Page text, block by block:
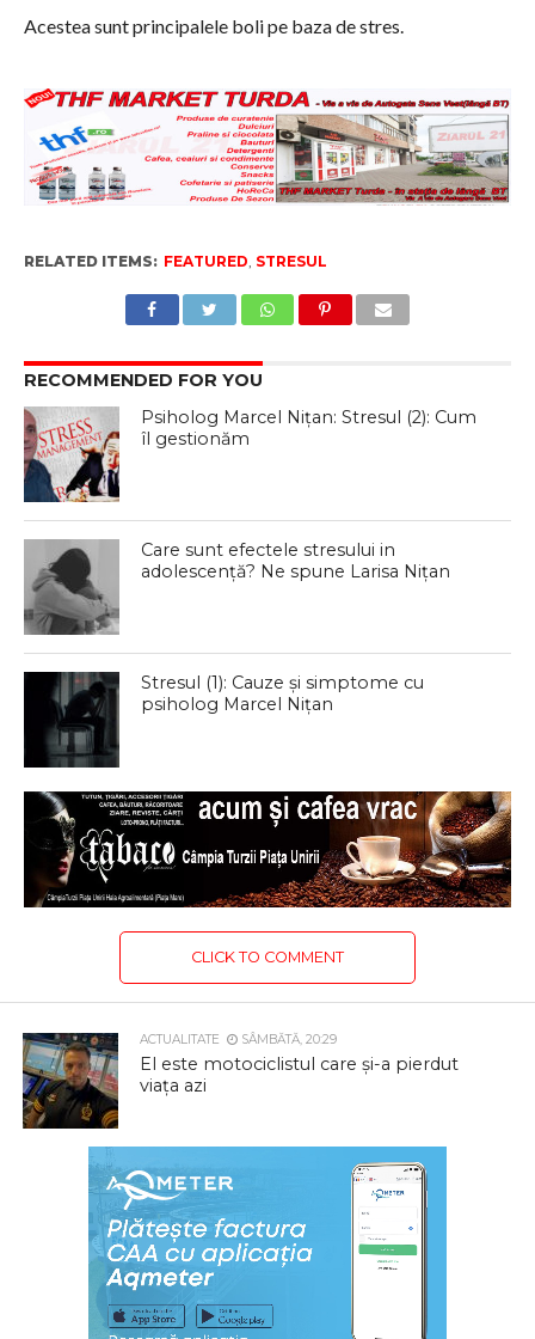
Acestea sunt principalele boli pe baza de stres.
RELATED ITEMS: FEATURED STRESUL
RECOMMENDED FOR YOU
Psiholog Marcel Nițan: Stresul (2): Cum
îl gestionăm
Care sunt efectele stresului in
adolescență? Ne spune Larisa Nițan
Stresul (1): Cauze și simptome cu
psiholog Marcel Nițan
CLICK TO COMMENT
ACTUALITATE SÂMBĂTĂ, 20:29
El este motociclistul care și-a pierdut
viața azi